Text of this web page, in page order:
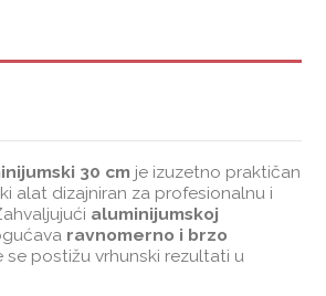
30 cm je izuzetno praktičan
alat dizajniran za profesionalnu i
aluminijumskoj
ravnomerno i brzo
se postižu vrhunski rezultati u